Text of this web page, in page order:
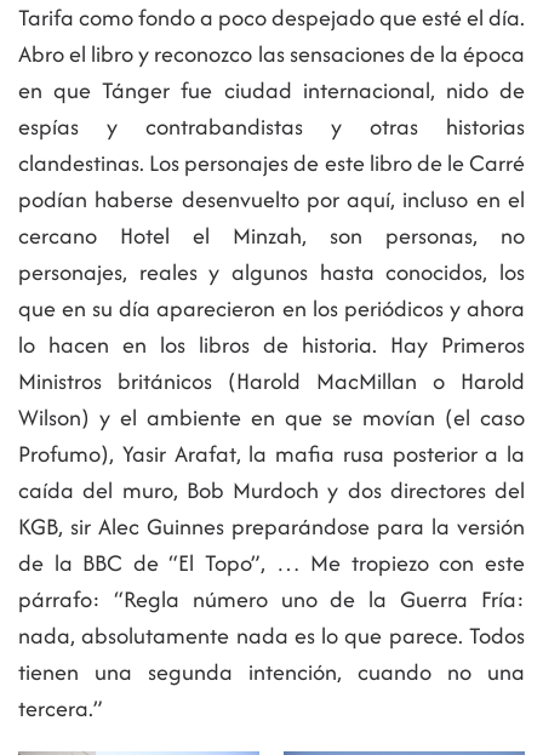
Tarifa como fondo a poco despejado que esté el día.
Abro el libro y reconozco las sensaciones de la época
en que Tánger fue ciudad internacional, nido de
espías y contrabandistas y otras historias
clandestinas. Los personajes de este libro de le Carré
podían haberse desenvuelto por aquí, incluso en el
cercano Hotel el Minzah, son personas, no
personajes, reales y algunos hasta conocidos, los
que en su día aparecieron en los periódicos y ahora
lo hacen en los libros de historia. Hay Primeros
Ministros británicos (Harold MacMillan o Harold
Wilson) y el ambiente en que se movían (el caso
Profumo), Yasir Arafat, la mafia rusa posterior a la
caída del muro, Bob Murdoch y dos directores del
KGB, sir Alec Guinnes preparándose para la versión
de la BBC de “El Topo”, … Me tropiezo con este
párrafo: “Regla número uno de la Guerra Fría:
nada, absolutamente nada es lo que parece. Todos
tienen una segunda intención, cuando no una
tercera.”